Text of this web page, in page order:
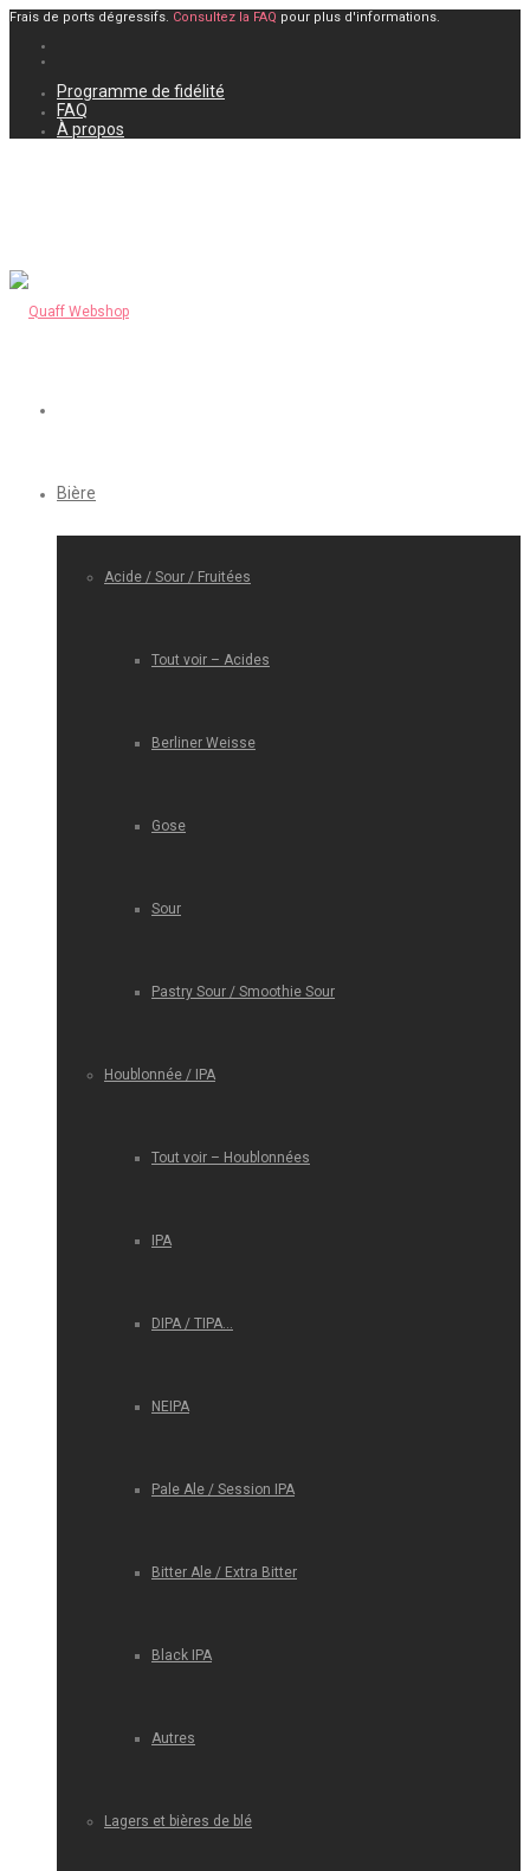
Frais de ports dégressifs. Consultez la FAQ pour plus d'informations.
Programme de fidélité
FAQ
À propos
Bière
Acide / Sour / Fruitées
Tout voir – Acides
Berliner Weisse
Gose
Sour
Pastry Sour / Smoothie Sour
Houblonnée / IPA
Tout voir – Houblonnées
IPA
DIPA / TIPA…
NEIPA
Pale Ale / Session IPA
Bitter Ale / Extra Bitter
Black IPA
Autres
Lagers et bières de blé